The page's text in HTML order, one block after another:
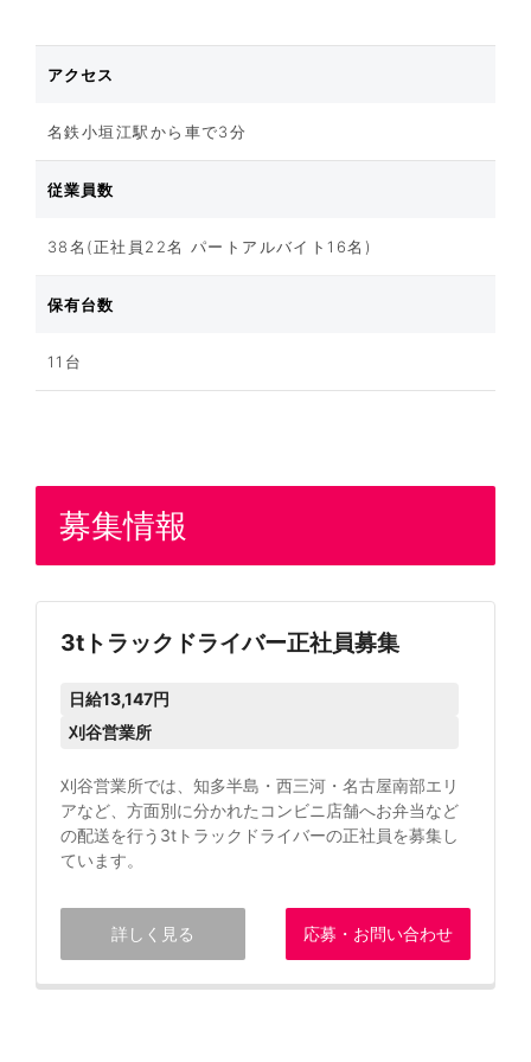
アクセス
名鉄小垣江駅から車で3分
従業員数
38名(正社員22名 パートアルバイト16名)
保有台数
11台
募集情報
3tトラックドライバー正社員募集
日給13,147円
刈谷営業所
刈谷営業所では、知多半島・西三河・名古屋南部エリ
アなど、方面別に分かれたコンビニ店舗へお弁当など
の配送を行う3tトラックドライバーの正社員を募集し
ています。
詳しく見る 応募・お問い合わせ